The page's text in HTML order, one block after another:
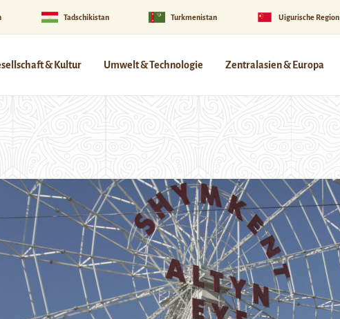
Tadschikistan Turkmenistan Uigurische Region
& Kultur Umwelt & Technologie Zentralasien & Europa